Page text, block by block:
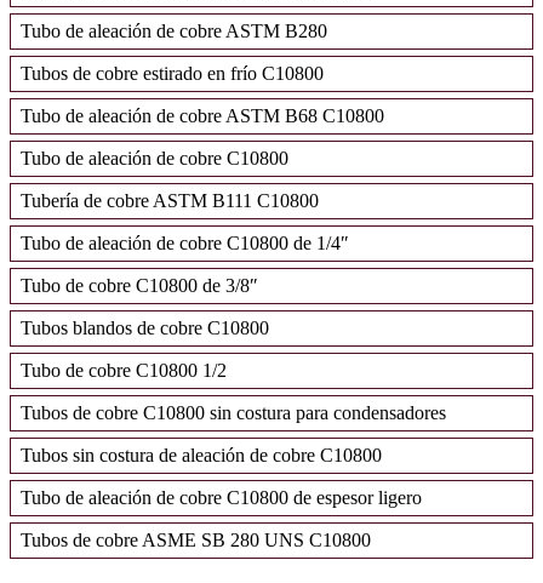
Tubo de aleación de cobre ASTM B280
Tubos de cobre estirado en frío C10800
Tubo de aleación de cobre ASTM B68 C10800
Tubo de aleación de cobre C10800
Tubería de cobre ASTM B111 C10800
Tubo de aleación de cobre C10800 de 1/4″
Tubo de cobre C10800 de 3/8″
Tubos blandos de cobre C10800
Tubo de cobre C10800 1/2
Tubos de cobre C10800 sin costura para condensadores
Tubos sin costura de aleación de cobre C10800
Tubo de aleación de cobre C10800 de espesor ligero
Tubos de cobre ASME SB 280 UNS C10800